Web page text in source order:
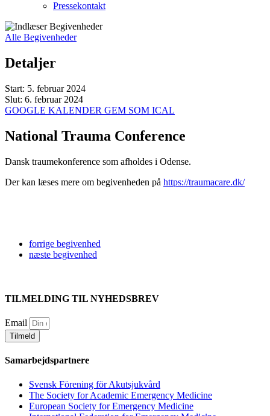
Pressekontakt
Alle Begivenheder
Detaljer
Start: 5. februar 2024
Slut: 6. februar 2024
GOOGLE KALENDER GEM SOM ICAL
National Trauma Conference
Dansk traumekonference som afholdes i Odense.
Der kan læses mere om begivenheden på https://traumacare.dk/
forrige begivenhed
næste begivenhed
TILMELDING TIL NYHEDSBREV
Email
Tilmeld
Samarbejdspartnere
Svensk Förening för Akutsjukvård
The Society for Academic Emergency Medicine
European Society for Emergency Medicine